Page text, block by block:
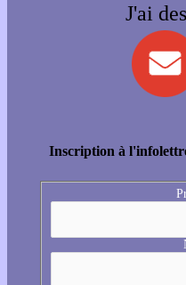
J'ai
Inscription à